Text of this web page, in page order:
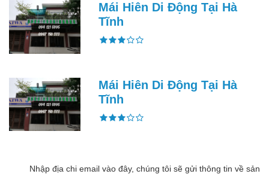
Mái Hiên Di Động Tại Hà
Tĩnh
Mái Hiên Di Động Tại Hà
Tĩnh
Nhập địa chi email vào đây, chúng tôi sẽ gửi thông tin về sản